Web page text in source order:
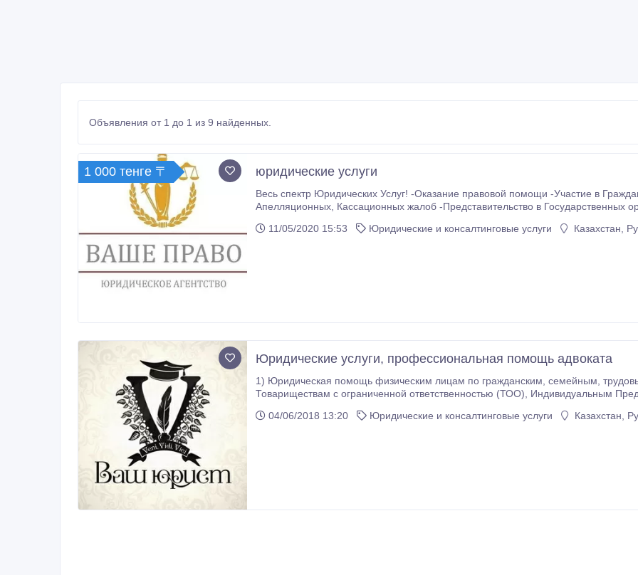
Объявления от 1 до 1 из 9 найденных.
1 000 тенге 〒 юридические услуги
Весь спектр Юридических Услуг! -Оказание правовой помощи -Участие в
Апелляционных, Кассационных жалоб -Представительство в Государственных органах и Судах Республики Казахстан -Взыскание
11/05/2020 15:53
Юридические и консалтинговые услуги Казахстан,
Юридические услуги, профессиональная помощь адвоката
1) Юридическая помощь физическим лицам по гражданским, семейным, трудовым делам и др; 2) Юридическая помощь
Товариществам с ограниченной ответственностью (ТОО), Индивидуальным Предпринимателям, ООО, Государственным
с трудовыми спорами, в том числе:
04/06/2018 13:20 Юридические и консалтинговые услуги Казахстан,